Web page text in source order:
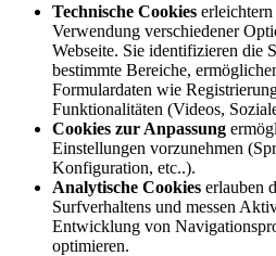
Technische Cookies
Verwendung verschiedener
Webseite. Sie identifizieren die
bestimmte Bereiche,
Formulardaten wie
Funktionalitäten (Videos,
Cookies zur Anpassung
Einstellungen vorzunehmen
Konfiguration, etc..).
Analytische Cookies erlauben
Surfverhaltens und messen
Entwicklung von
optimieren.